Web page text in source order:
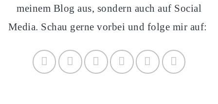
meinem Blog aus, sondern auch auf Social
Media. Schau gerne vorbei und folge mir auf: